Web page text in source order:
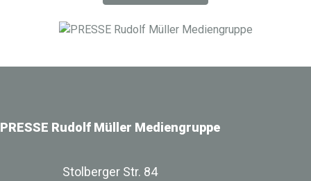
PRESSE Rudolf Müller Mediengruppe
Stolberger Str. 84